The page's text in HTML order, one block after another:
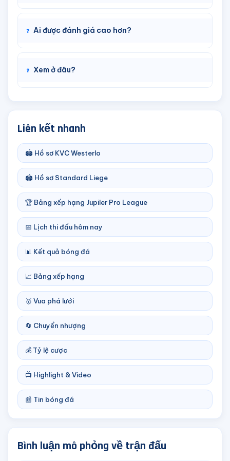
Ai được đánh giá cao hơn?
Xem ở đâu?
Liên kết nhanh
🏟️ Hồ sơ KVC Westerlo
🏟️ Hồ sơ Standard Liege
🏆 Bảng xếp hạng Jupiler Pro League
📅 Lịch thi đấu hôm nay
📊 Kết quả bóng đá
📈 Bảng xếp hạng
🥇 Vua phá lưới
🔄 Chuyển nhượng
💰 Tỷ lệ cược
📺 Highlight & Video
📰 Tin bóng đá
Bình luận mô phỏng về trận đấu